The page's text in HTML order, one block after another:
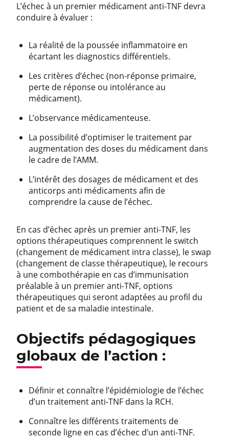
L’échec à un premier médicament anti-TNF devra
conduire à évaluer :
La réalité de la poussée inflammatoire en
écartant les diagnostics différentiels.
Les critères d’échec (non-réponse primaire,
perte de réponse ou intolérance au
médicament).
L’observance médicamenteuse.
La possibilité d’optimiser le traitement par
augmentation des doses du médicament dans
le cadre de l’AMM.
L’intérêt des dosages de médicament et des
anticorps anti médicaments afin de
comprendre la cause de l’échec.
En cas d’échec après un premier anti-TNF, les
options thérapeutiques comprennent le switch
(changement de médicament intra classe), le swap
(changement de classe thérapeutique), le recours
à une combothérapie en cas d’immunisation
préalable à un premier anti-TNF, options
thérapeutiques qui seront adaptées au profil du
patient et de sa maladie intestinale.
Objectifs pédagogiques
globaux de l’action :
Définir et connaître l’épidémiologie de l’échec
d’un traitement anti-TNF dans la RCH.
Connaître les différents traitements de
seconde ligne en cas d’échec d’un anti-TNF.